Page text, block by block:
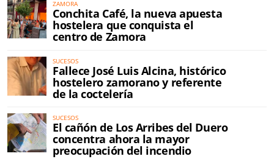
ZAMORA
Conchita Café, la nueva apuesta
hostelera que conquista el
centro de Zamora
SUCESOS
Fallece José Luis Alcina, histórico
hostelero zamorano y referente
de la coctelería
SUCESOS
El cañón de Los Arribes del Duero
concentra ahora la mayor
preocupación del incendio